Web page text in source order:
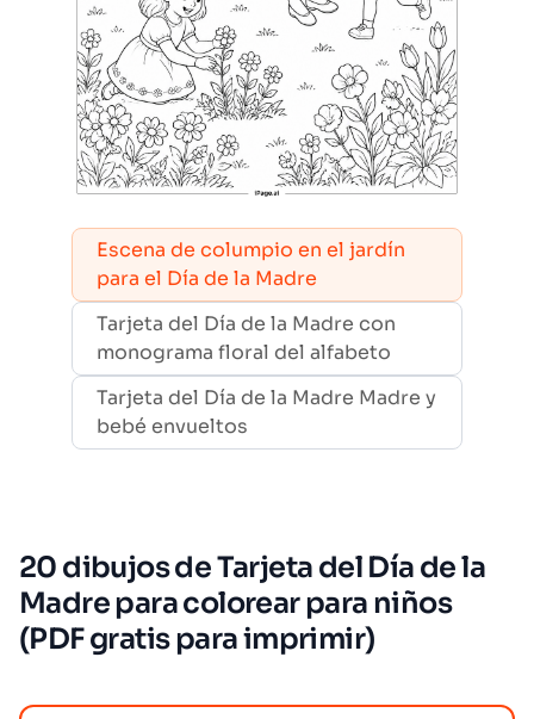
Escena de columpio en el jardín
para el Día de la Madre
Tarjeta del Día de la Madre con
monograma floral del alfabeto
Tarjeta del Día de la Madre Madre y
bebé envueltos
20 dibujos de Tarjeta del Día de la
Madre para colorear para niños
(PDF gratis para imprimir)